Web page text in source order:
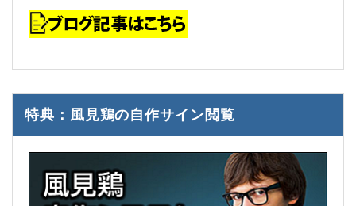
特典：風見鶏の自作サイン閲覧